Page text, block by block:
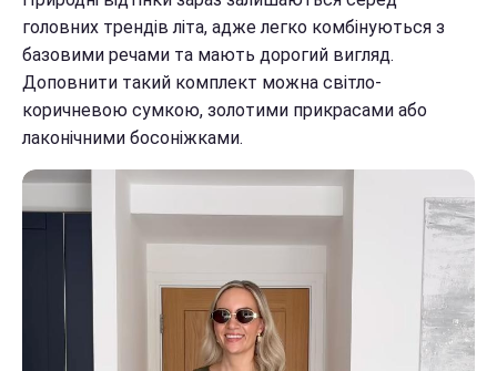
головних трендів літа, адже легко комбінуються з
базовими речами та мають дорогий вигляд.
Доповнити такий комплект можна світло-
коричневою сумкою, золотими прикрасами або
лаконічними босоніжками.